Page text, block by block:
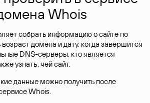
Whois
собрать информацию о сайте по
домена и дату, когда завершится
DNS-серверы, кто является
узнать, чей сайт.
данные можно получить после
Whois.